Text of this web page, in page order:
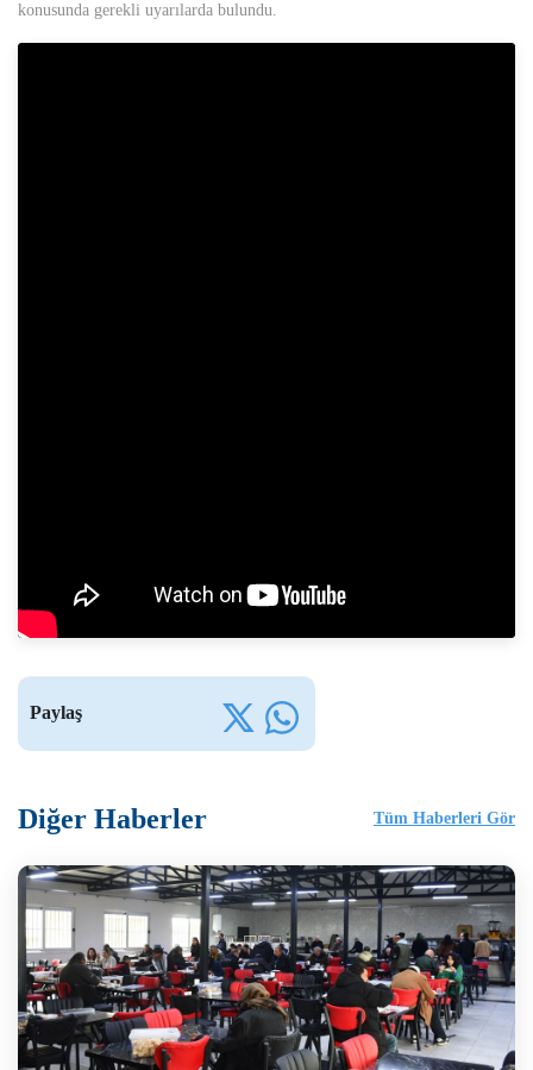
konusunda gerekli uyarılarda bulundu.
Paylaş
Diğer Haberler Tüm Haberleri Gör